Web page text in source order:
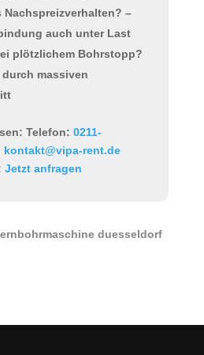
Nachspreizverhalten? –
auch unter Last
plötzlichem Bohrstopp?
massiven
Telefon: 0211-
kontakt@vipa-rent.de
Jetzt anfragen
duesseldorf